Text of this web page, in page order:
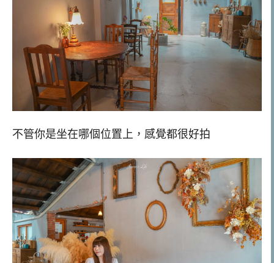
不管你是坐在哪個位置上，感覺都很好拍